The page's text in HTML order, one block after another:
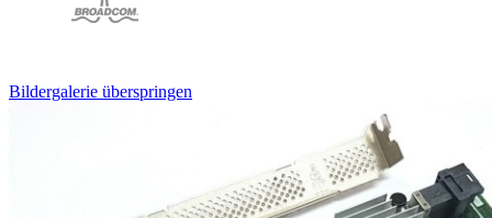
Bildergalerie überspringen